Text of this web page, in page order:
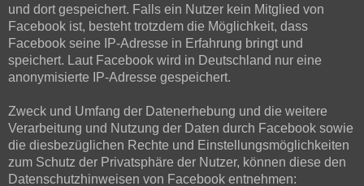
und dort gespeichert. Falls ein Nutzer kein Mitglied von
Facebook ist, besteht trotzdem die Möglichkeit, dass
Facebook seine IP-Adresse in Erfahrung bringt und
speichert. Laut Facebook wird in Deutschland nur eine
anonymisierte IP-Adresse gespeichert.
Zweck und Umfang der Datenerhebung und die weitere
Verarbeitung und Nutzung der Daten durch Facebook sowie
die diesbezüglichen Rechte und Einstellungsmöglichkeiten
zum Schutz der Privatsphäre der Nutzer, können diese den
Datenschutzhinweisen von Facebook entnehmen: